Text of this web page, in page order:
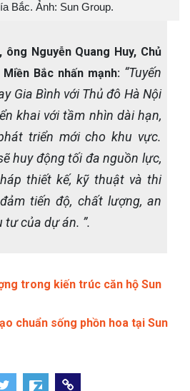
Bắc. Ảnh: Sun Group.
Nguyễn Quang Huy, Chủ
Bắc nhấn mạnh: “Tuyến
Gia Bình với Thủ đô Hà Nội
khai với tầm nhìn dài hạn,
triển mới cho khu vực.
huy động tối đa nguồn lực,
thiết kế, kỹ thuật và thi
tiến độ, chất lượng, an
tư của dự án. ”.
trong kiến trúc căn hộ Sun
chuẩn sống phồn hoa tại Sun